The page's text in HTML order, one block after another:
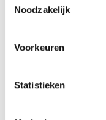
Noodzakelijk
Voorkeuren
Statistieken